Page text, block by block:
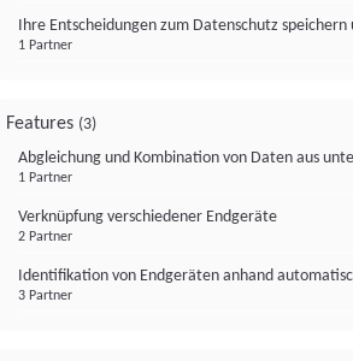
Ihre Entscheidungen zum Datenschutz
1 Partner
Features (3)
Abgleichung und Kombination von Daten aus
1 Partner
Verknüpfung verschiedener Endgeräte
2 Partner
Identifikation von Endgeräten anhand
3 Partner